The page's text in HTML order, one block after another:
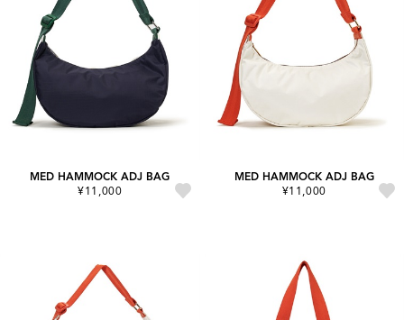
MED HAMMOCK ADJ BAG
¥11,000
MED HAMMOCK ADJ BAG
¥11,000